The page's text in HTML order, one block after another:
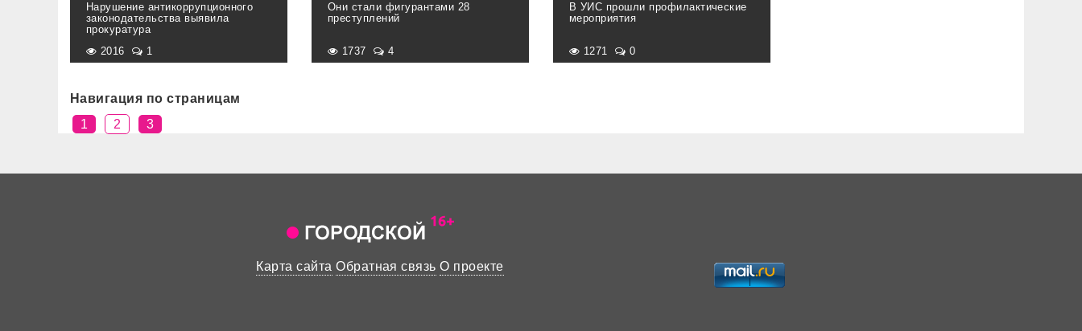
Нарушение антикоррупционного
законодательства выявила
прокуратура
2016 1
Они стали фигурантами 28
преступлений
1737 4
В УИС прошли профилактические
мероприятия
1271 0
Навигация по страницам
1
2 3
Карта сайта Обратная связь О проекте